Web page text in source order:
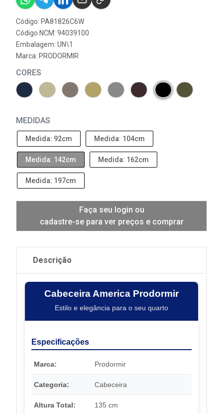
Código: PA81826C6W
Código NCM: 94039100
Embalagem: UN\1
Marca: PRODORMIR
CORES
MEDIDAS
Medida: 92cm Medida: 104cm
Medida: 142cm Medida: 162cm
Medida: 197cm
Faça seu login ou
cadastre-se para ver preços e comprar
Descrição
Cabeceira America Prodormir
Estilo e elegância para o seu quarto
Especificações
Marca: Prodormir
Categoria: Cabeceira
Altura Total: 135 cm